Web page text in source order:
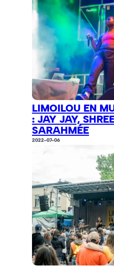
LIMOILOU EN
: JAY JAY,
SARAHMÉE
2022-07-06